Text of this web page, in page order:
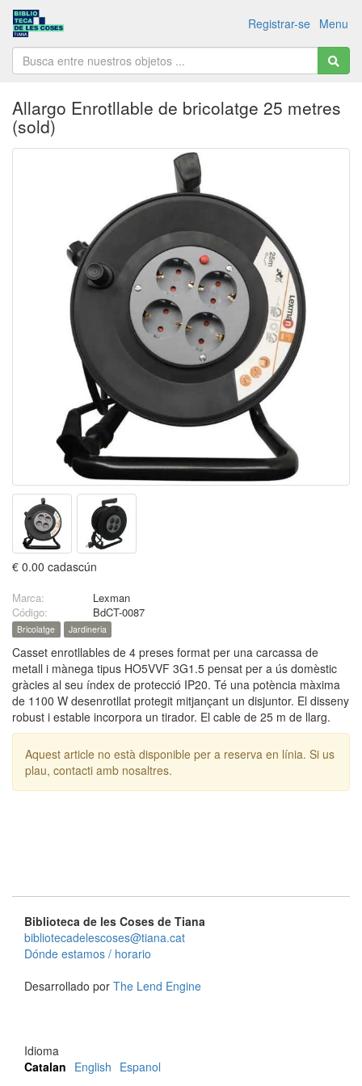
Menu
Registrar-se
Allargo Enrotllable de bricolatge 25 metres
(sold)
€ 0.00 cadascún
Marca:
Lexman
Código:
BdCT-0087
Bricolatge Jardineria
Casset enrotllables de 4 preses format per una carcassa de
metall i mànega tipus HO5VVF 3G1.5 pensat per a ús domèstic
gràcies al seu índex de protecció IP20. Té una potència màxima
de 1100 W desenrotllat protegit mitjançant un disjuntor. El disseny
robust i estable incorpora un tirador. El cable de 25 m de llarg.
Aquest article no està disponible per a reserva en línia. Si us
plau, contacti amb nosaltres.
Biblioteca de les Coses de Tiana
bibliotecadelescoses@tiana.cat
Dónde estamos / horario
Desarrollado por The Lend Engine
Idioma
Catalan English Espanol